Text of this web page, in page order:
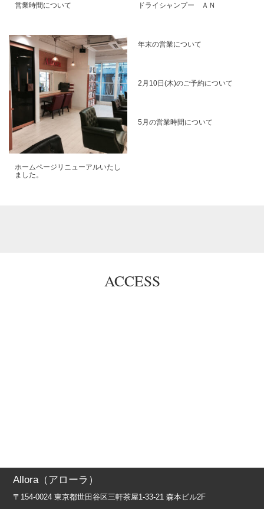
営業時間について ドライシャンプー ＡＮ
ホームページリニューアルいたし
ました。
年末の営業について
2月10日(木)のご予約について
5月の営業時間について
ACCESS
Allora（アローラ）
〒154-0024 東京都世田谷区三軒茶屋1-33-21 森本ビル2F